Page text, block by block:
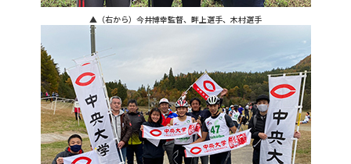
▲（右から）今井博幸監督、畔上選手、木村選手